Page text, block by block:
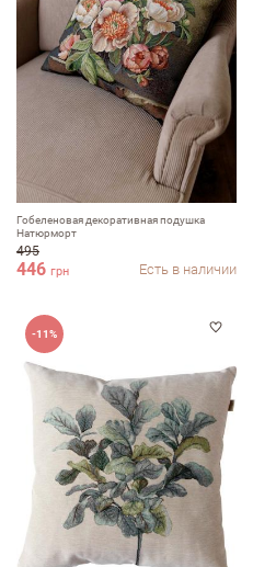
Гобеленовая декоративная подушка
Натюрморт
495
446 грн Есть в наличии
-11%